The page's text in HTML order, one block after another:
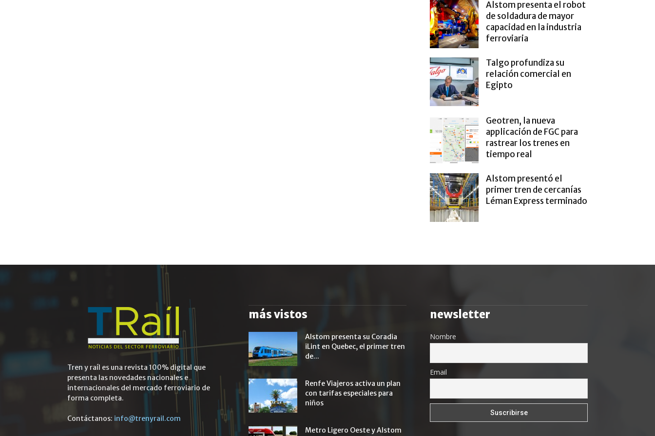
Alstom presenta el robot
de soldadura de mayor
capacidad en la industria
ferroviaria
Talgo profundiza su
relación comercial en
Egipto
Geotren, la nueva
applicación de FGC para
rastrear los trenes en
tiempo real
Alstom presentó el
primer tren de cercanías
Léman Express terminado
Tren y raíl es una revista 100% digital que
presenta las novedades nacionales e
internacionales del mercado ferroviario de
forma completa.
Contáctanos: info@trenyrail.com
más vistos
Alstom presenta su Coradia
iLint en Quebec, el primer tren
de...
Renfe Viajeros activa un plan
con tarifas especiales para
niños
Metro Ligero Oeste y Alstom
newsletter
Nombre
Email